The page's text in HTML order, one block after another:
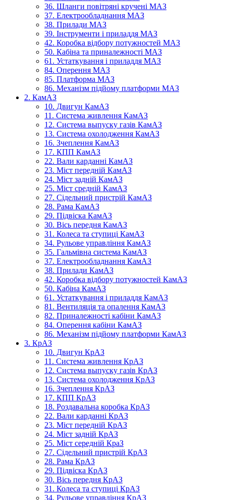
36. Шланги повітряні кручені МАЗ
37. Електрообладнання МАЗ
38. Прилади МАЗ
39. Інструменти і приладдя МАЗ
42. Коробка відбору потужностей МАЗ
50. Кабіна та приналежності МАЗ
61. Устаткування і приладдя МАЗ
84. Оперення МАЗ
85. Платформа МАЗ
86. Механізм підйому платформи МАЗ
2. КамАЗ
10. Двигун КамАЗ
11. Система живлення КамАЗ
12. Система выпуску газів КамАЗ
13. Система охолодження КамАЗ
16. Зчеплення КамАЗ
17. КПП КамАЗ
22. Вали карданні КамАЗ
23. Міст передній КамАЗ
24. Міст задній КамАЗ
25. Міст средній КамАЗ
27. Сідельний пристрій КамАЗ
28. Рама КамАЗ
29. Підвіска КамАЗ
30. Вісь передня КамАЗ
31. Колеса та ступиці КамАЗ
34. Рульове управління КамАЗ
35. Гальмівна система КамАЗ
37. Електрообладнання КамАЗ
38. Прилади КамАЗ
42. Коробка відбору потужностей КамАЗ
50. Кабіна КамАЗ
61. Устаткування і приладдя КамАЗ
81. Вентиляція та опалення КамАЗ
82. Приналежності кабіни КамАЗ
84. Оперення кабіни КамАЗ
86. Механізм підйому платформи КамАЗ
3. КрАЗ
10. Двигун КрАЗ
11. Система живлення КрАЗ
12. Система выпуску газів КрАЗ
13. Система охолодження КрАЗ
16. Зчеплення КрАЗ
17. КПП КрАЗ
18. Роздавальна коробка КрАЗ
22. Вали карданні КрАЗ
23. Міст передній КрАЗ
24. Міст задній КрАЗ
25. Міст середній КраЗ
27. Сідельний пристрій КрАЗ
28. Рама КрАЗ
29. Підвіска КрАЗ
30. Вісь передня КрАЗ
31. Колеса та ступиці КрАЗ
34. Рульове управління КрАЗ